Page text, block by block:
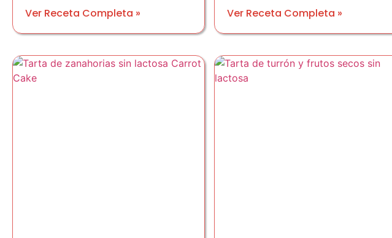
Ver Receta Completa » Ver Receta Completa »